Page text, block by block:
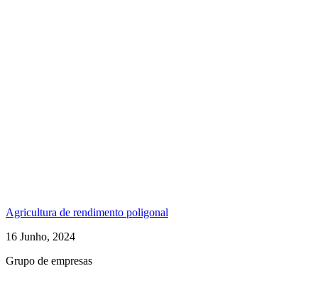
Agricultura de rendimento poligonal
16 Junho, 2024
Grupo de empresas